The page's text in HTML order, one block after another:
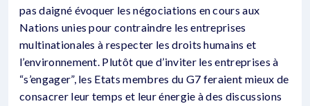
pas daigné évoquer les négociations en cours aux
Nations unies pour contraindre les entreprises
multinationales à respecter les droits humains et
l’environnement. Plutôt que d’inviter les entreprises à
“s’engager”, les Etats membres du G7 feraient mieux de
consacrer leur temps et leur énergie à des discussions